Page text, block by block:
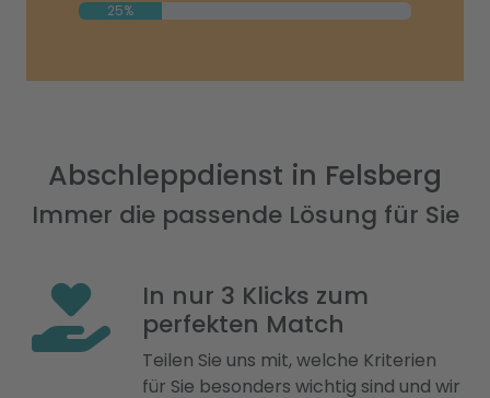
25%
Abschleppdienst in Felsberg
Immer die passende Lösung für Sie
In nur 3 Klicks zum
perfekten Match
Teilen Sie uns mit, welche Kriterien
für Sie besonders wichtig sind und wir